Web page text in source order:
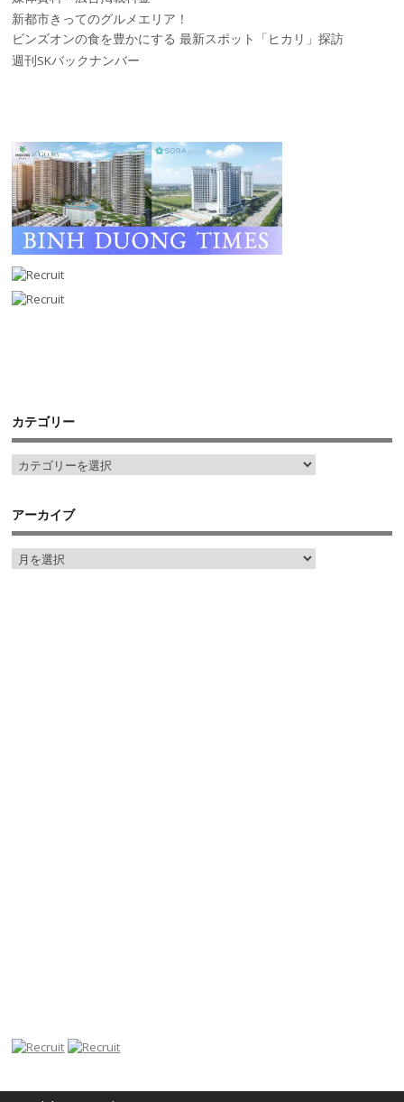
新都市きってのグルメエリア！
ビンズオンの食を豊かにする 最新スポット「ヒカリ」探訪
週刊SKバックナンバー
カテゴリー
アーカイブ